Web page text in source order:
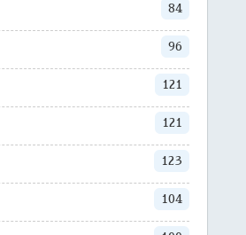
84
96
121
121
123
104